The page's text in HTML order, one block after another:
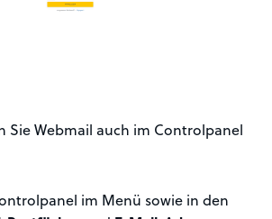
Sie Webmail auch im Controlpanel
im Menü sowie in den